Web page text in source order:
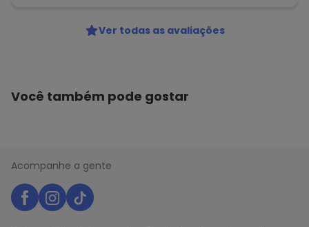
Ver todas as avaliações
Você também pode gostar
Acompanhe a gente